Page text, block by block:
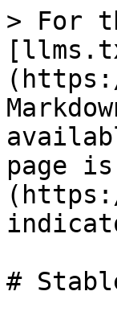
> For
page
#